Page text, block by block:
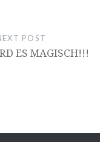
POST
ES MAGISCH!!!